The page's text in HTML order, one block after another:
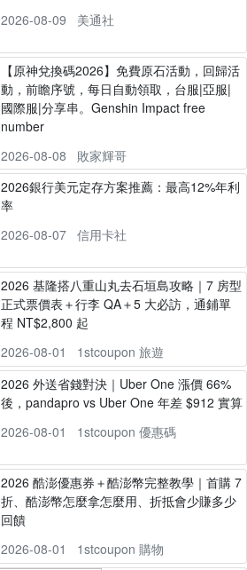
2026-08-09
美通社
【原神兌換碼2026】免費原石活動，回歸活
動，前瞻序號，每日自動領取，台服|亞服|
國際服|分享串。Genshin Impact free
number
2026-08-08
敗家輝哥
2026銀行美元定存方案推薦：最高12%年利
率
2026-08-07
信用卡社
2026 基隆搭八重山丸去石垣島攻略｜7 房型
正式票價表＋行李 QA＋5 大必訪，通鋪單
程 NT$2,800 起
2026-08-01
1stcoupon 旅遊
2026 外送省錢對決｜Uber One 漲價 66%
後，pandapro vs Uber One 年差 $912 實算
2026-08-01
1stcoupon 優惠碼
2026 酷澎優惠券＋酷澎幣完整教學｜首購 7
折、酷澎幣怎麼拿怎麼用、折抵會少賺多少
回饋
2026-08-01
1stcoupon 購物